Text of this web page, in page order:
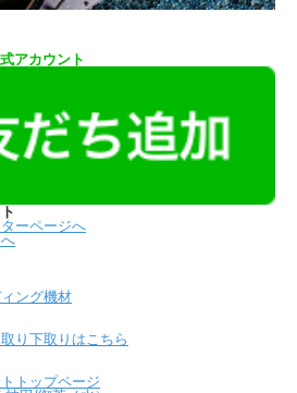
アカウント
ーページへ
ング機材
り下取りはこちら
トップページ